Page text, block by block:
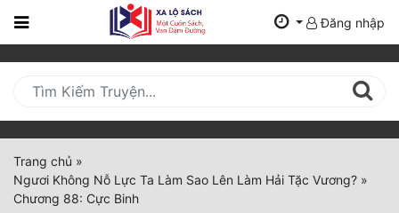
Trang
Mới
Cập
Nhật
(current)
BXH
Đăng nhập
Trang chủ »
Ngươi Không Nỗ Lực Ta Làm Sao Lên Làm Hải Tặc Vương? »
Chương 88: Cực Binh